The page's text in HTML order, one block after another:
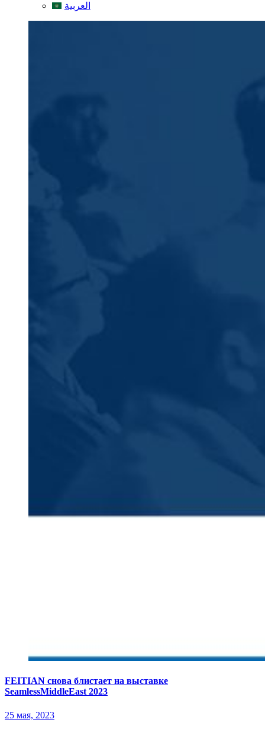
العربية
FEITIAN снова блистает на выставке
SeamlessMiddleEast 2023
25 мая, 2023